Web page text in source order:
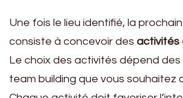
Une fois le lieu identifié, la
consiste à concevoir des activités
Le choix des activités dépend
team building que vous souhaitez